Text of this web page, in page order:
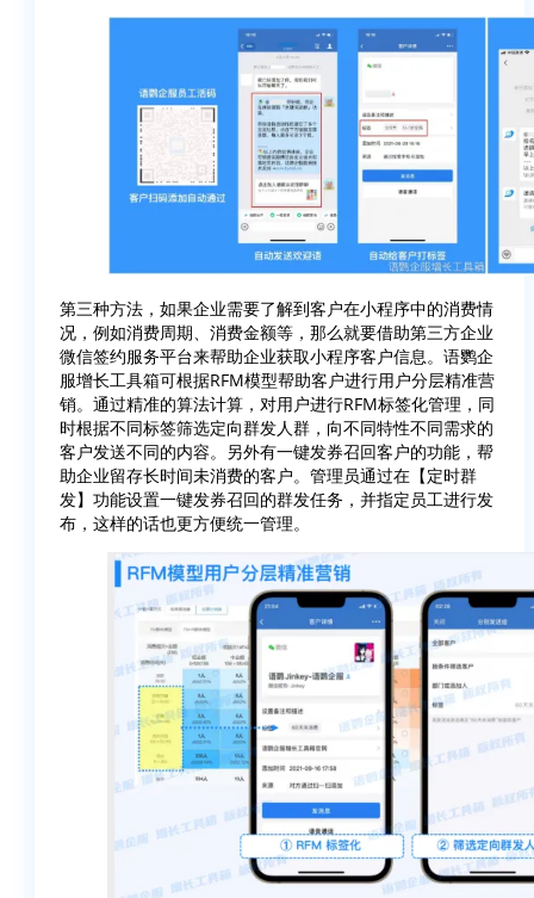
第三种方法，如果企业需要了解到客户在小程序中的消费情
况，例如消费周期、消费金额等，那么就要借助第三方企业
微信签约服务平台来帮助企业获取小程序客户信息。语鹦企
服增长工具箱可根据RFM模型帮助客户进行用户分层精准营
销。通过精准的算法计算，对用户进行RFM标签化管理，同
时根据不同标签筛选定向群发人群，向不同特性不同需求的
客户发送不同的内容。另外有一键发券召回客户的功能，帮
助企业留存长时间未消费的客户。管理员通过在【定时群
发】功能设置一键发券召回的群发任务，并指定员工进行发
布，这样的话也更方便统一管理。